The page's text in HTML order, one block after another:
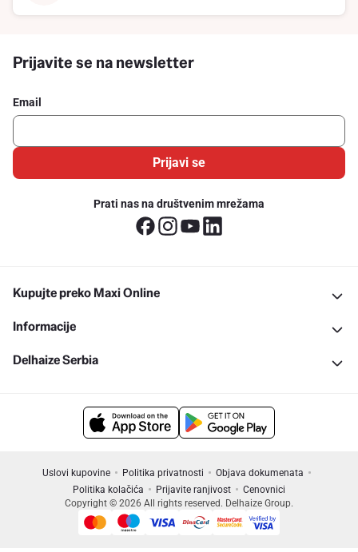
Prijavite se na newsletter
Email
Prijavi se
Prati nas na društvenim mrežama
Kupujte preko Maxi Online
Informacije
Delhaize Serbia
Uslovi kupovine Politika privatnosti
Objava dokumenata
Politika kolačića
Prijavite ranjivost
Cenovnici
Copyright © 2026 All rights reserved. Delhaize Group.